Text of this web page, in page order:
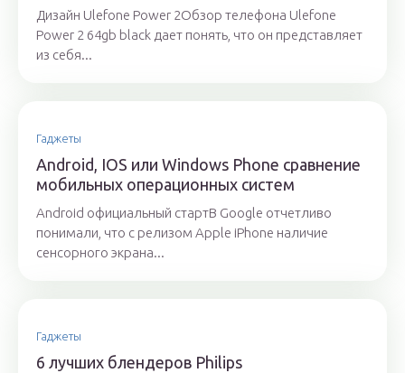
Дизайн Ulefone Power 2Обзор телефона Ulefone
Power 2 64gb black дает понять, что он представляет
из себя...
Гаджеты
Android, IOS или Windows Phone сравнение
мобильных операционных систем
Android официальный стартВ Google отчетливо
понимали, что с релизом Apple iPhone наличие
сенсорного экрана...
Гаджеты
6 лучших блендеров Philips